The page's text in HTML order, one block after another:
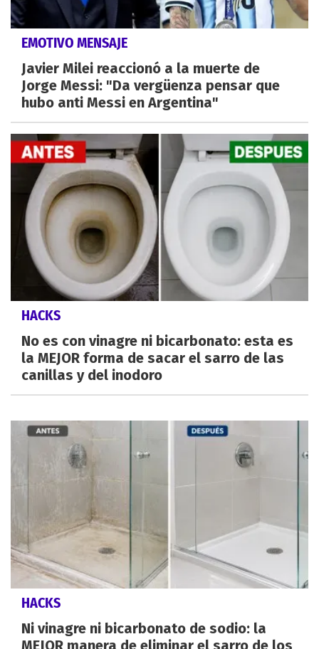
EMOTIVO MENSAJE
Javier Milei reaccionó a la muerte de
Jorge Messi: "Da vergüenza pensar que
hubo anti Messi en Argentina"
HACKS
No es con vinagre ni bicarbonato: esta es
la MEJOR forma de sacar el sarro de las
canillas y del inodoro
HACKS
Ni vinagre ni bicarbonato de sodio: la
MEJOR manera de eliminar el sarro de los